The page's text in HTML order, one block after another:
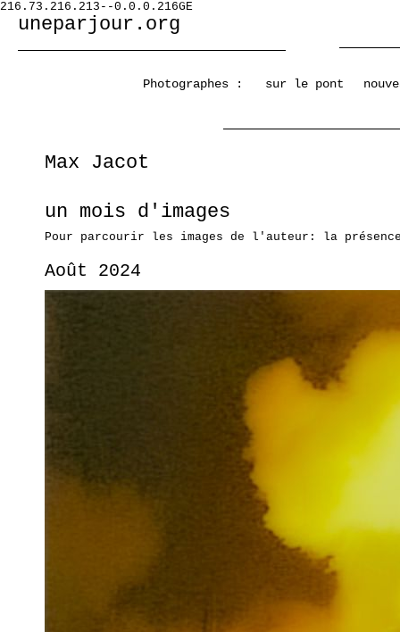
216.73.216.213--0.0.0.216GE
uneparjour.org
Photographes : sur le pont
Max Jacot
un mois d'images
Pour parcourir les images de l'auteur: la
Août 2024